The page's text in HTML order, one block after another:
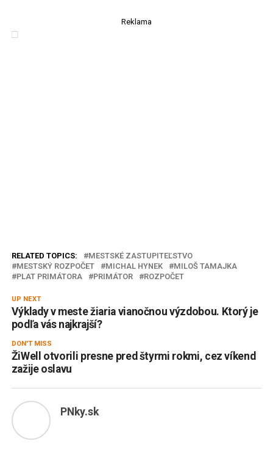
Reklama
RELATED TOPICS:
MESTSKÉ ZASTUPITEĽSTVO
MESTSKÝ ROZPOČET
MICHAL HYNEK
MILOŠ TAMAJKA
PLAT PRIMÁTORA
PRIMÁTOR ROZPOČET
UP NEXT
Výklady v meste žiaria vianočnou výzdobou. Ktorý je
podľa vás najkrajší?
DON'T MISS
ŽiWell otvorili presne pred štyrmi rokmi, cez víkend
zažije oslavu
PNky.sk